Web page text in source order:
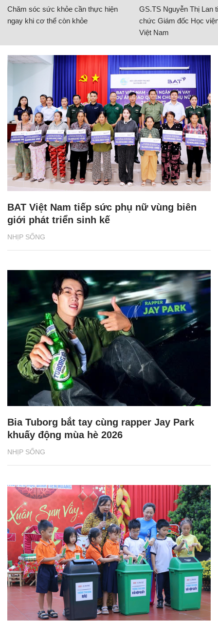
Chăm sóc sức khỏe cần thực hiện
ngay khi cơ thể còn khỏe
GS.TS Nguyễn Thị Lan
chức Giám đốc Học
Việt Nam
NHỊP SỐNG
BAT Việt Nam tiếp sức phụ nữ vùng biên
giới phát triển sinh kế
NHỊP SỐNG
Bia Tuborg bắt tay cùng rapper Jay Park
khuấy động mùa hè 2026